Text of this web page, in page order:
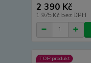
2 390 Kč
1 975 Kč bez DPH
TOP produkt